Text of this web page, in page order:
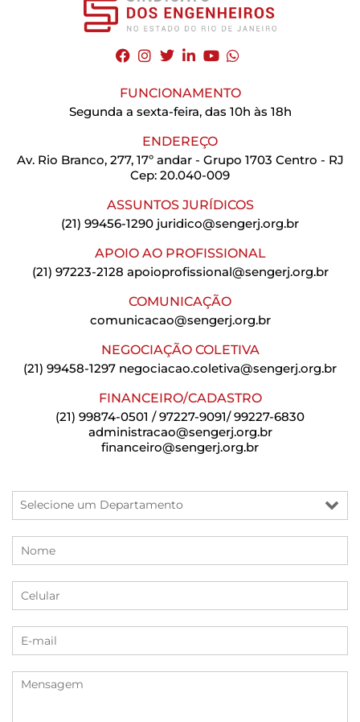
FUNCIONAMENTO
Segunda a sexta-feira, das 10h às 18h
ENDEREÇO
Av. Rio Branco, 277, 17º andar - Grupo 1703 Centro - RJ
Cep: 20.040-009
ASSUNTOS JURÍDICOS
(21) 99456-1290 juridico@sengerj.org.br
APOIO AO PROFISSIONAL
(21) 97223-2128 apoioprofissional@sengerj.org.br
COMUNICAÇÃO
comunicacao@sengerj.org.br
NEGOCIAÇÃO COLETIVA
(21) 99458-1297 negociacao.coletiva@sengerj.org.br
FINANCEIRO/CADASTRO
(21) 99874-0501 / 97227-9091/ 99227-6830
administracao@sengerj.org.br
financeiro@sengerj.org.br